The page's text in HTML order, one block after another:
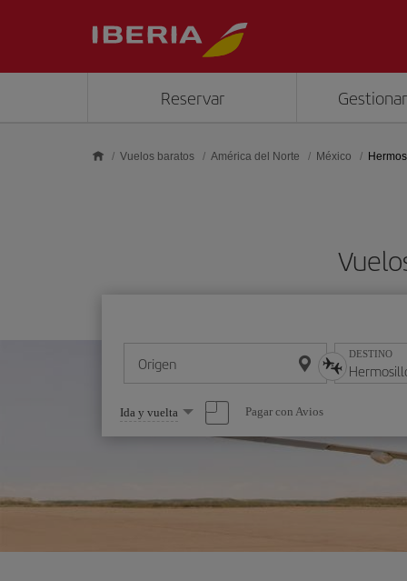
Reservar
Vuelos baratos América del Norte México
Origen DESTINO
Seleccione
una
opción
Ida y vuelta Pagar con Avios